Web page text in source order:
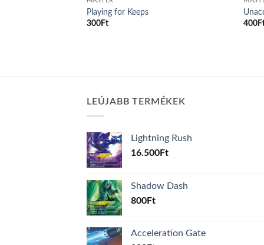
Playing for Keeps
300Ft
400
LEÚJABB TERMÉKEK
Lightning Rush
16.500Ft
Shadow Dash
800Ft
Acceleration Gate